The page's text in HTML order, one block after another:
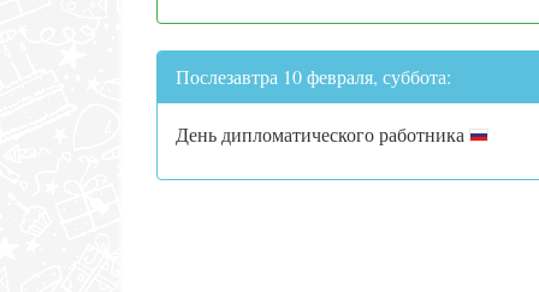
Послезавтра 10 февраля, суббота:
День дипломатического работника